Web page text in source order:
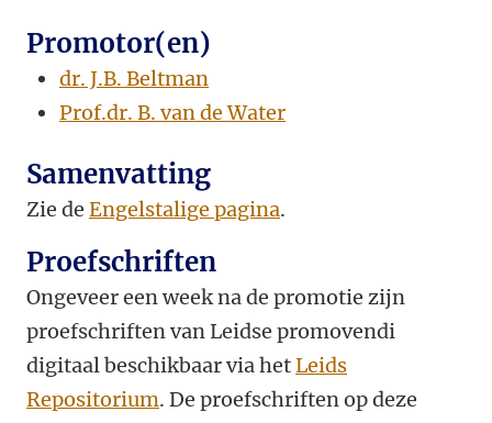
Promotor(en)
dr. J.B. Beltman
Prof.dr. B. van de Water
Samenvatting
Zie de Engelstalige pagina.
Proefschriften
Ongeveer een week na de promotie zijn
proefschriften van Leidse promovendi
digitaal beschikbaar via hetLeids
Repositorium. De proefschriften op deze